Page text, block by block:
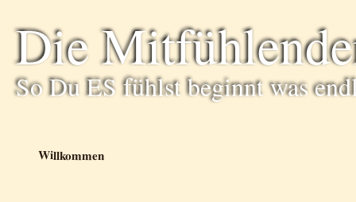
Die
So Du ES fühlst beginnt was
Willkommen